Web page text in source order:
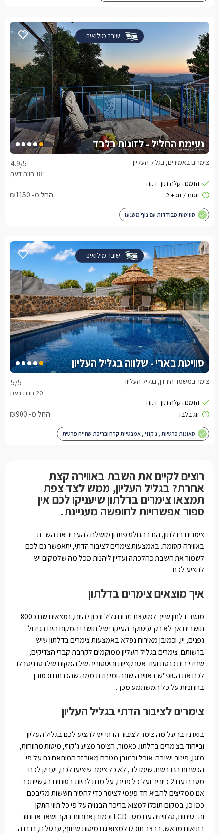
שובר מילואים
נעימת החליל - לזוגות בלבד
4.9/5 צימרים באמירים, בגליל העליון
החל מ- ₪1150
סוויטות מבודדות עם נוף משגע!
שובר מילואים
סוויטת בארי - שלווה בגליל העליון
5/5 צימר במשמר הירדן, בגליל העליון
החל מ- ₪900
סאונות פרטיות , ג'קוזי , אמבטיית קרח ובריכת שחייה פרטית
רוצים לקיים את השבת באווירה קצת
אחרת? בגליל העליון, ממש לצד צפת
תמצאו צימרים בדלתון שיעניקו לכם אין
ספור אפשרויות לחופשה מעניינת.
צימרים בדלתון, הם בהחלט פתרון מושלם להעביר את השבת
באווירה קסומה. באמצעות צימרים לציבור הדתי, יתאפשר גם לכם
לשמור את השבת כהלכתה ועדיין ליהנות מכל מה שלמקום יש
להציע לכם.
איך מוצאים צימרים בדלתון
מושב דלתון שייך למועצת מרום גליל ונכון להיום, נמצאים שם כ800
תושבים אך לא רק. עיסוקם העיקרי של תושבי המקום הינו בגידול
גפנים, יין, וכמובן מאירוח נפלא באמצעות צימרים בדלתון שיש
ברשותם. צימרים בגליל העליון ממוקמים לקרבת קברי הצדיקים,
שרידי בית כנסת ועוד אטרקציות והיסטוריה של המקום שלבטח יטבלו
לכם את הסופ"ש באווירה שונה ומיוחדת ממה שהכרתם וכמובן
ברוחניות על כל המשתמע מכך.
צימרים לציבור הדתי בגליל העליון
בואו נדבר על מה צימר לציבור הדתי יש להציע לכם בגליל העליון
ובייחוד בצימרים בדלתון. כאמור, הצימר מציע ג'קוזי, מיטות מרווחות,
מזגן, פינות ישיבה ואוכל וכמובן מטבח מאובזר המותאם גם על פי
הכשרות הנדרשת. שימו לב, לא כל צימר שיציעו לכם, יעניק לכם
מטבח עם 2 כיורים ועל כל פנים, על מנת להיות בטוחים בעשייתכם
אנו ממליצים להביא חד פעמי לצימר כדי להסיר חששות מליבכם.
כמו כן, במקום תוכלו למצוא בריכה הבנויה על פי כל תווי התקן
והבטיחות, טלוויזיה עם מסך LCD וכמובן ארוחות בוקר ושאר ארוחות
בתיאום מראש. בחצר תוכלו למצוא גם מיטות שיזוף, ערסלים, נדנדה